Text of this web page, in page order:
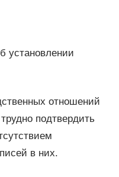
установлении
отношений
подтвердить
в них.